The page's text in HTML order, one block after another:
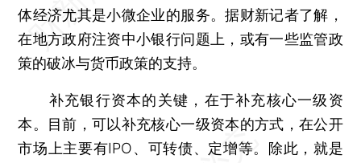
体经济尤其是小微企业的服务。据财新记者了解，
在地方政府注资中小银行问题上，或有一些监管政
策的破冰与货币政策的支持。
补充银行资本的关键，在于补充核心一级资
本。目前，可以补充核心一级资本的方式，在公开
市场上主要有IPO、可转债、定增等。除此，就是